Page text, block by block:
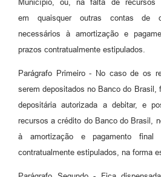
Município, ou, na falta de recursos
em quaisquer outras contas de
necessários à amortização e
prazos contratualmente estipulados.
Parágrafo Primeiro - No caso de os
serem depositados no Banco do Brasil,
depositária autorizada a debitar, e
recursos a crédito do Banco do Brasil,
à amortização e pagamento
contratualmente estipulados, na forma